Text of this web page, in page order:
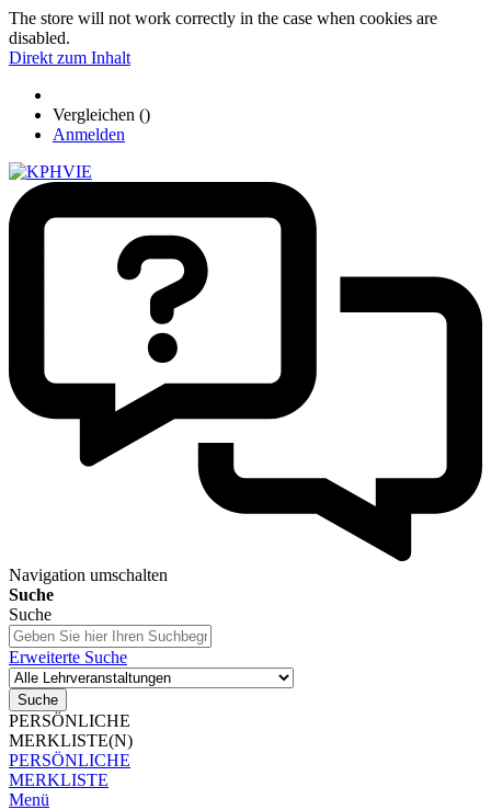
The store will not work correctly in the case when cookies are
disabled.
Direkt zum Inhalt
Vergleichen ()
Anmelden
Navigation umschalten
Suche
Suche
Erweiterte Suche
Suche
PERSÖNLICHE
MERKLISTE(N)
PERSÖNLICHE
MERKLISTE
Menü